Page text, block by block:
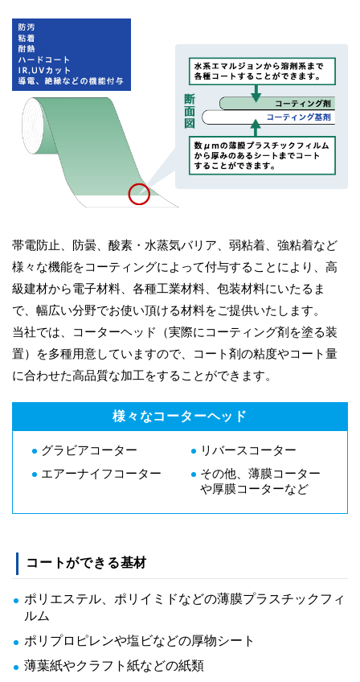
帯電防止、防曇、酸素・水蒸気バリア、弱粘着、強粘着など
様々な機能をコーティングによって付与することにより、高
級建材から電子材料、各種工業材料、包装材料にいたるま
で、幅広い分野でお使い頂ける材料をご提供いたします。
当社では、コーターヘッド（実際にコーティング剤を塗る装
置）を多種用意していますので、コート剤の粘度やコート量
に合わせた高品質な加工をすることができます。
様々なコーターヘッド
グラビアコーター
リバースコーター
エアーナイフコーター
その他、薄膜コーター
や厚膜コーターなど
コートができる基材
ポリエステル、ポリイミドなどの薄膜プラスチックフィ
ルム
ポリプロピレンや塩ビなどの厚物シート
薄葉紙やクラフト紙などの紙類